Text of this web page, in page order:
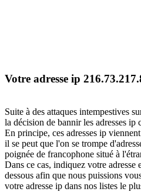
Votre adresse ip
Suite à des attaques intempestives
la décision de bannir les adresses ip
En principe, ces adresses ip
il se peut que l'on se trompe
poignée de francophone situé à
Dans ce cas, indiquez votre
dessous afin que nous puissions
votre adresse ip dans nos listes le